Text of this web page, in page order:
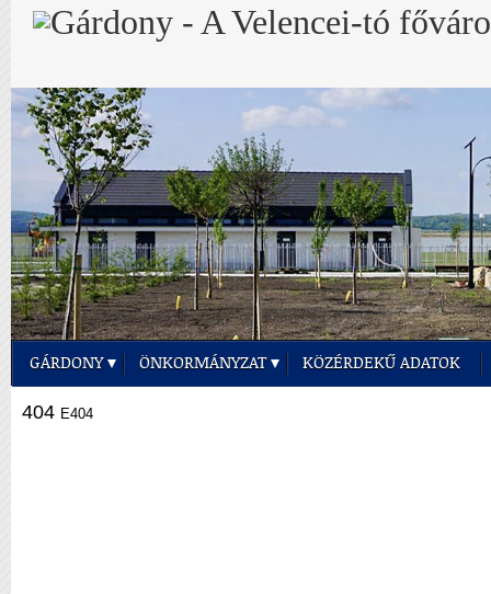
GÁRDONY ÖNKORMÁNYZAT KÖZÉRDEKŰ ADATOK
404 E404